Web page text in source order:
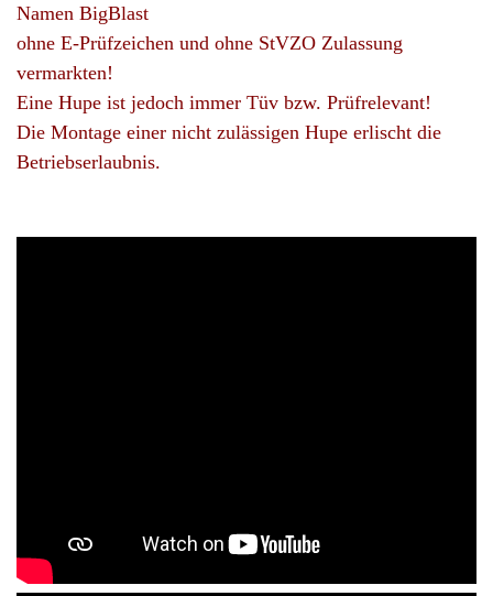
Namen BigBlast
ohne E-Prüfzeichen und ohne StVZO Zulassung
vermarkten!
Eine Hupe ist jedoch immer Tüv bzw. Prüfrelevant!
Die Montage einer nicht zulässigen Hupe erlischt die
Betriebserlaubnis.